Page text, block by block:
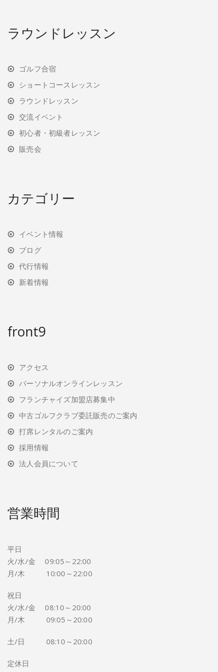
ラウンドレッスン
ゴルフ合宿
ショートコースレッスン
ラウンドレッスン
交流イベント
初心者・初級者レッスン
販売会
カテゴリー
イベント情報
ブログ
代行情報
新着情報
front9
アクセス
パーソナルオンラインレッスン
フランチャイズ加盟店募集中
中古ゴルフクラブ委託販売のご案内
打席レンタルのご案内
採用情報
法人会員について
営業時間
平日
火/水/金 09:05～22:00
月/木 10:00～22:00
祝日
火/水/金 08:10～20:00
月/木 09:05～20:00
土/日 08:10～20:00
定休日